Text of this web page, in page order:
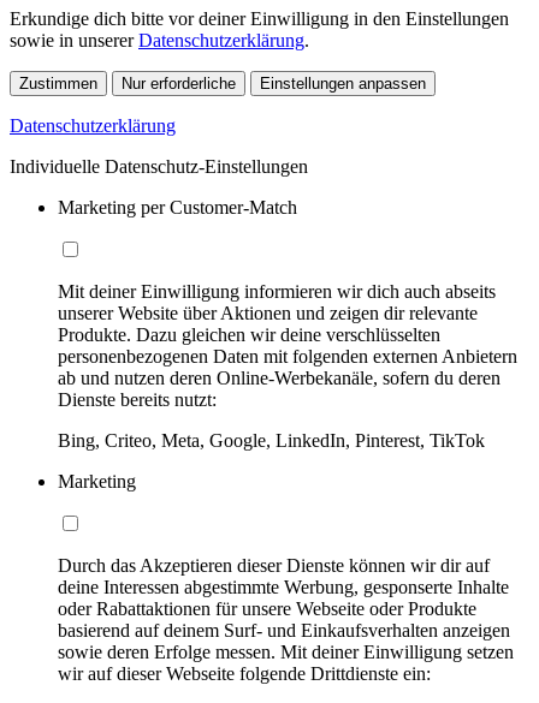
Erkundige dich bitte vor deiner Einwilligung in den Einstellungen
sowie in unsererDatenschutzerklärung.
Zustimmen Nur erforderliche Einstellungen anpassen
Datenschutzerklärung
Individuelle Datenschutz-Einstellungen
Marketing per Customer-Match
Mit deiner Einwilligung informieren wir dich auch abseits
unserer Website über Aktionen und zeigen dir relevante
Produkte. Dazu gleichen wir deine verschlüsselten
personenbezogenen Daten mit folgenden externen Anbietern
ab und nutzen deren Online-Werbekanäle, sofern du deren
Dienste bereits nutzt:
Bing, Criteo, Meta, Google, LinkedIn, Pinterest, TikTok
Marketing
Durch das Akzeptieren dieser Dienste können wir dir auf
deine Interessen abgestimmte Werbung, gesponserte Inhalte
oder Rabattaktionen für unsere Webseite oder Produkte
basierend auf deinem Surf- und Einkaufsverhalten anzeigen
sowie deren Erfolge messen. Mit deiner Einwilligung setzen
wir auf dieser Webseite folgende Drittdienste ein: